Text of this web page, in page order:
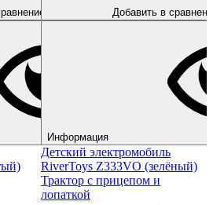
Добавить в
Информация
Детский электромобиль
RiverToys Z333VO (зелёный)
Трактор с прицепом и
лопаткой